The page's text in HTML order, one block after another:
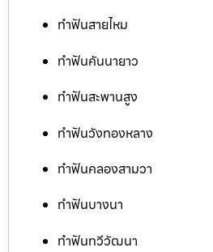
ทำฟันสายไหม
ทำฟันคันนายาว
ทำฟันสะพานสูง
ทำฟันวังทองหลาง
ทำฟันคลองสามวา
ทำฟันบางนา
ทำฟันทวีวัฒนา